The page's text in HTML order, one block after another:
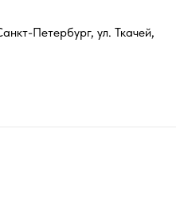
Петербург, ул. Ткачей,